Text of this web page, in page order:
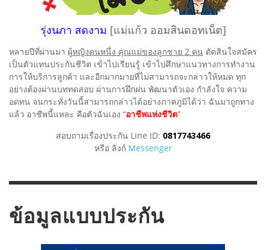
รุ่งนภา สดงาม [แม่แก้ว ออมสินดอทเน็ต]
หลายปีที่ผ่านมา ผู้หญิงคนหนึ่ง คุณแม่ของลูกชาย 2 คน ตัดสินใจสมัคร
เป็นตัวแทนประกันชีวิต เข้าไปเรียนรู้ เข้าไปศึกษาแนวทางการทำงาน
การให้บริการลูกค้า และอีกมากมายที่ไม่สามารถจะกล่าวให้หมด ทุก
อย่างต้องผ่านบททดสอบ ผ่านการฝึกฝน พัฒนาตัวเอง กำลังใจ ความ
อดทน จนกระทั่งวันนี้สามารถกล่าวได้อย่างภาคภูมิได้ว่า ฉันมาถูกทาง
แล้ว อาชีพนี้แหละ คือตัวฉันเอง “อาชีพแห่งชีวิต”
สอบถามเรื่องประกัน Line ID: 0817743466
หรือ ลิงก์ Messenger
ข้อมูลแบบประกัน